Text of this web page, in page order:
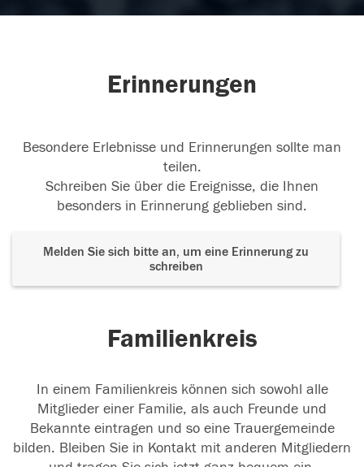
Erinnerungen
Besondere Erlebnisse und Erinnerungen sollte man
teilen.
Schreiben Sie über die Ereignisse, die Ihnen
besonders in Erinnerung geblieben sind.
Melden Sie sich bitte an, um eine Erinnerung zu
schreiben
Familienkreis
In einem Familienkreis können sich sowohl alle
Mitglieder einer Familie, als auch Freunde und
Bekannte eintragen und so eine Trauergemeinde
bilden. Bleiben Sie in Kontakt mit anderen Mitgliedern